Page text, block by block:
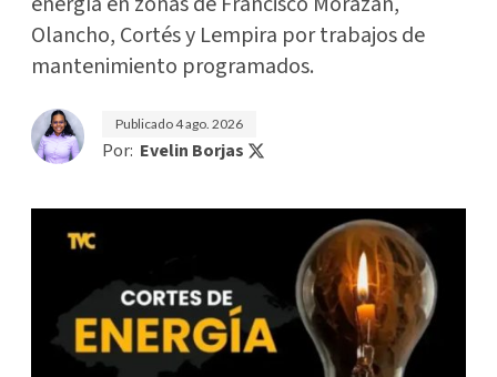
Olancho, Cortés y Lempira por trabajos de
mantenimiento programados.
Publicado4 ago. 2026
Por: Evelin Borjas